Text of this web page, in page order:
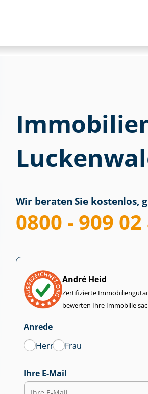
Wir beraten Sie kostenlos,
0800 - 909 02
André Heid
Zertifizierte
bewerten Ihre Immobilie
Anrede
Herr
Frau
Ihre E-Mail